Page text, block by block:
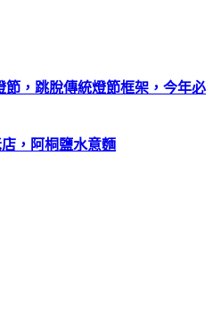
節，跳脫傳統燈節框架，今年必
，阿桐鹽水意麵